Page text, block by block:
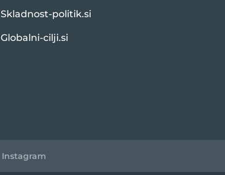
Skladnost-politik.si
Globalni-cilji.si
Instagram